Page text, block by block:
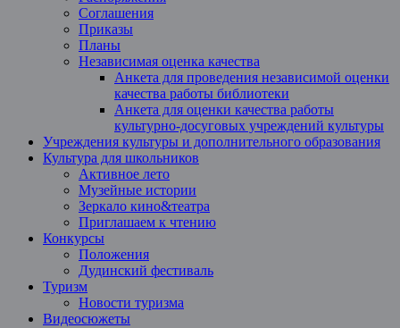
Соглашения
Приказы
Планы
Независимая оценка качества
Анкета для проведения независимой оценки
качества работы библиотеки
Анкета для оценки качества работы
культурно-досуговых учреждений культуры
Учреждения культуры и дополнительного образования
Культура для школьников
Активное лето
Музейные истории
Зеркало кино&театра
Приглашаем к чтению
Конкурсы
Положения
Дудинский фестиваль
Туризм
Новости туризма
Видеосюжеты